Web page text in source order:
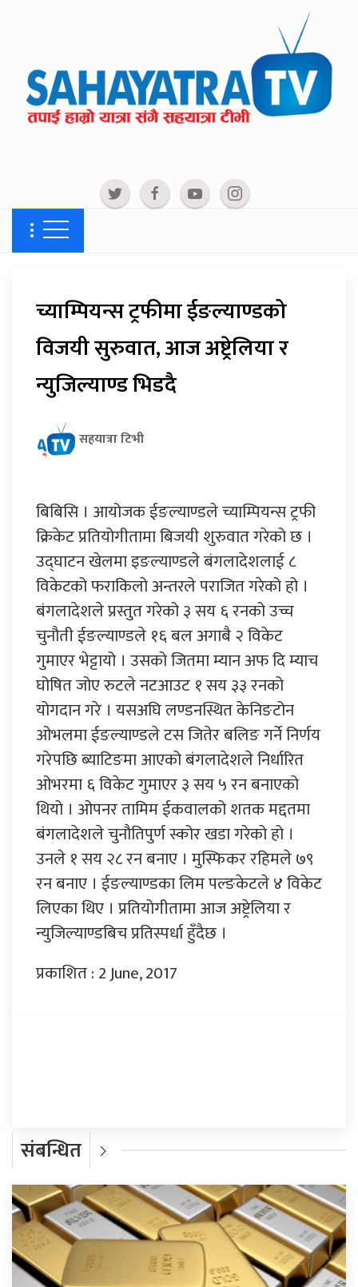
च्याम्पियन्स ट्रफीमा ईङल्याण्डको
विजयी सुरुवात, आज अष्ट्रेलिया र
न्युजिल्याण्ड भिडदै
सहयात्रा टिभी
बिबिसि । आयोजक ईङल्याण्डले च्याम्पियन्स ट्रफी
क्रिकेट प्रतियोगीतामा बिजयी शुरुवात गरेको छ ।
उद्घाटन खेलमा इङल्याण्डले बंगलादेशलाई ८
विकेटको फराकिलो अन्तरले पराजित गरेको हो ।
बंगलादेशले प्रस्तुत गरेको ३ सय ६ रनको उच्च
चुनौती ईङल्याण्डले १६ बल अगाबै २ विकेट
गुमाएर भेट्टायो । उसको जितमा म्यान अफ दि म्याच
घोषित जोए रुटले नटआउट १ सय ३३ रनको
योगदान गरे । यसअघि लण्डनस्थित केनिङटोन
ओभलमा ईङल्याण्डले टस जितेर बलिङ गर्ने निर्णय
गरेपछि ब्याटिङमा आएको बंगलादेशले निर्धारित
ओभरमा ६ विकेट गुमाएर ३ सय ५ रन बनाएको
थियो । ओपनर तामिम ईकवालको शतक मद्दतमा
बंगलादेशले चुनौतिपुर्ण स्कोर खडा गरेको हो ।
उनले १ सय २८ रन बनाए । मुस्फिकर रहिमले ७९
रन बनाए । ईङल्याण्डका लिम पल्ङकेटले ४ विकेट
लिएका थिए । प्रतियोगीतामा आज अष्ट्रेलिया र
न्युजिल्याण्डबिच प्रतिस्पर्धा हुँदैछ ।
प्रकाशित : 2 June, 2017
संबन्धित